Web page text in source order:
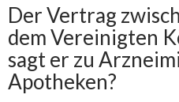
Der Vertrag
dem Vereinigten
sagt er zu
Apotheken?